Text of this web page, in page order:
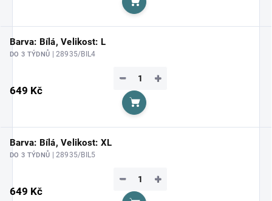
Do košíku
Barva: Bílá, Velikost: L
DO 3 TÝDNŮ | 28935/BIL4
649 Kč
+
−
Do košíku
Barva: Bílá, Velikost: XL
DO 3 TÝDNŮ | 28935/BIL5
649 Kč
+
−